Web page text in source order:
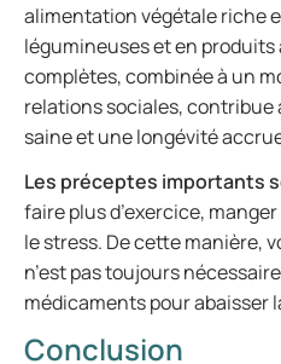
alimentation végétale riche
légumineuses et en produits
complètes, combinée à un
relations sociales,
saine et une longévité
Les préceptes importants
faire plus d’exercice,
le stress. De cette manière,
n’est pas toujours
médicaments pour abaisser
Conclusion